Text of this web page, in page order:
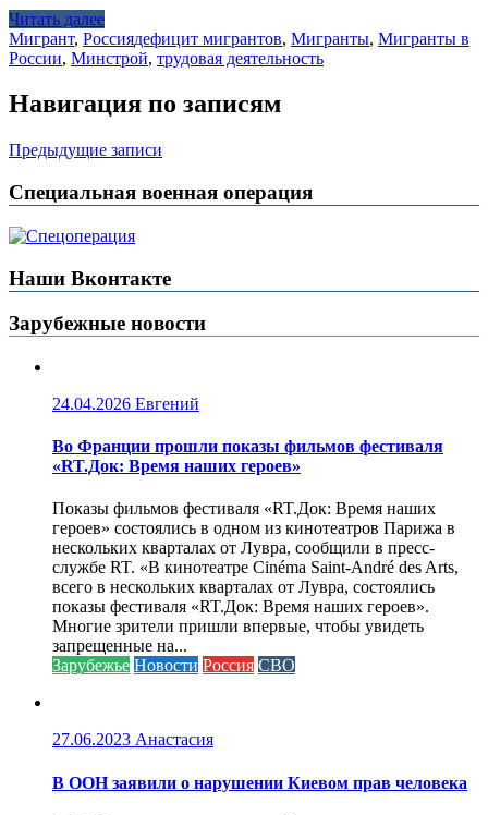
Читать далее
Мигрант, Россиядефицит мигрантов, Мигранты, Мигранты в
России, Минстрой, трудовая деятельность
Навигация по записям
Предыдущие записи
Специальная военная операция
Наши Вконтакте
Зарубежные новости
24.04.2026 Евгений
Во Франции прошли показы фильмов фестиваля
«RT.Док: Время наших героев»
Показы фильмов фестиваля «RT.Док: Время наших
героев» состоялись в одном из кинотеатров Парижа в
нескольких кварталах от Лувра, сообщили в пресс-
службе RT. «В кинотеатре Cinéma Saint-André des Arts,
всего в нескольких кварталах от Лувра, состоялись
показы фестиваля «RT.Док: Время наших героев».
Многие зрители пришли впервые, чтобы увидеть
запрещенные на...
Зарубежье Новости Россия СВО
27.06.2023 Анастасия
В ООН заявили о нарушении Киевом прав человека